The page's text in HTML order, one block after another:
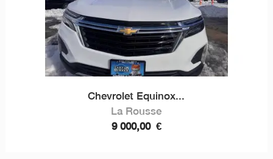
Chevrolet Equinox...
La Rousse
9 000,00 €